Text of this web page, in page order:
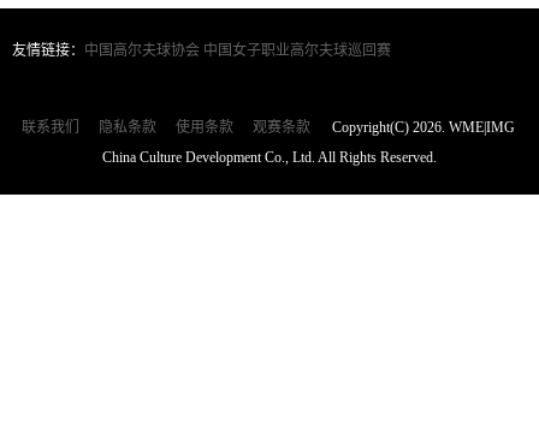
友情链接： 中国高尔夫球协会 中国女子职业高尔夫球巡回赛
联系我们 隐私条款 使用条款 观赛条款
Copyright(C) 2026. WME|IMG
China Culture Development Co., Ltd. All Rights Reserved.